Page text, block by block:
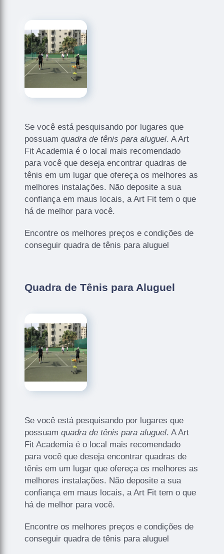
Se você está pesquisando por lugares que
possuamquadra de tênis para aluguel. A Art
Fit Academia é o local mais recomendado
para você que deseja encontrar quadras de
tênis em um lugar que ofereça os melhores as
melhores instalações. Não deposite a sua
confiança em maus locais, a Art Fit tem o que
há de melhor para você.
Encontre os melhores preços e condições de
conseguir quadra de tênis para aluguel
Quadra de Tênis para Aluguel
Se você está pesquisando por lugares que
possuamquadra de tênis para aluguel. A Art
Fit Academia é o local mais recomendado
para você que deseja encontrar quadras de
tênis em um lugar que ofereça os melhores as
melhores instalações. Não deposite a sua
confiança em maus locais, a Art Fit tem o que
há de melhor para você.
Encontre os melhores preços e condições de
conseguir quadra de tênis para aluguel